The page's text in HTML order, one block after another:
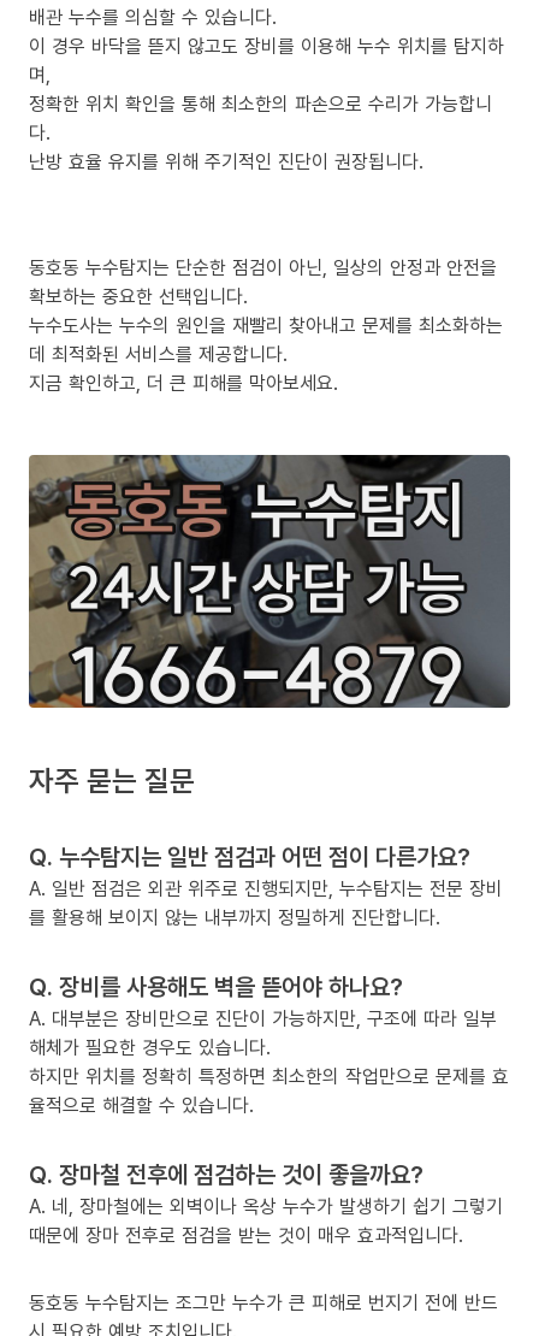
배관 누수를 의심할 수 있습니다.
이 경우 바닥을 뜯지 않고도 장비를 이용해 누수 위치를 탐지하
며,
정확한 위치 확인을 통해 최소한의 파손으로 수리가 가능합니
다.
난방 효율 유지를 위해 주기적인 진단이 권장됩니다.
동호동 누수탐지는 단순한 점검이 아닌, 일상의 안정과 안전을
확보하는 중요한 선택입니다.
누수도사는 누수의 원인을 재빨리 찾아내고 문제를 최소화하는
데 최적화된 서비스를 제공합니다.
지금 확인하고, 더 큰 피해를 막아보세요.
자주 묻는 질문
Q. 누수탐지는 일반 점검과 어떤 점이 다른가요?
A. 일반 점검은 외관 위주로 진행되지만, 누수탐지는 전문 장비
를 활용해 보이지 않는 내부까지 정밀하게 진단합니다.
Q. 장비를 사용해도 벽을 뜯어야 하나요?
A. 대부분은 장비만으로 진단이 가능하지만, 구조에 따라 일부
해체가 필요한 경우도 있습니다.
하지만 위치를 정확히 특정하면 최소한의 작업만으로 문제를 효
율적으로 해결할 수 있습니다.
Q. 장마철 전후에 점검하는 것이 좋을까요?
A. 네, 장마철에는 외벽이나 옥상 누수가 발생하기 쉽기 그렇기
때문에 장마 전후로 점검을 받는 것이 매우 효과적입니다.
동호동 누수탐지는 조그만 누수가 큰 피해로 번지기 전에 반드